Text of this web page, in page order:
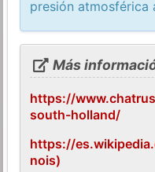
presión atmosférica
Más
https://
south-holland/
https://
nois)